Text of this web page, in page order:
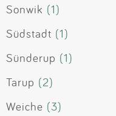
Sonwik (1)
Südstadt (1)
Sünderup (1)
Tarup (2)
Weiche (3)